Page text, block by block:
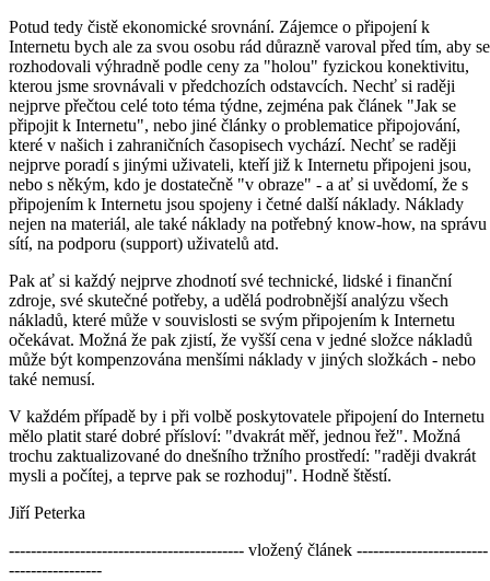
Potud tedy čistě ekonomické srovnání. Zájemce o připojení k
Internetu bych ale za svou osobu rád důrazně varoval před tím, aby se
rozhodovali výhradně podle ceny za "holou" fyzickou konektivitu,
kterou jsme srovnávali v předchozích odstavcích. Nechť si raději
nejprve přečtou celé toto téma týdne, zejména pak článek "Jak se
připojit k Internetu", nebo jiné články o problematice připojování,
které v našich i zahraničních časopisech vychází. Nechť se raději
nejprve poradí s jinými uživateli, kteří již k Internetu připojeni jsou,
nebo s někým, kdo je dostatečně "v obraze" - a ať si uvědomí, že s
připojením k Internetu jsou spojeny i četné další náklady. Náklady
nejen na materiál, ale také náklady na potřebný know-how, na správu
sítí, na podporu (support) uživatelů atd.
Pak ať si každý nejprve zhodnotí své technické, lidské i finanční
zdroje, své skutečné potřeby, a udělá podrobnější analýzu všech
nákladů, které může v souvislosti se svým připojením k Internetu
očekávat. Možná že pak zjistí, že vyšší cena v jedné složce nákladů
může být kompenzována menšími náklady v jiných složkách - nebo
také nemusí.
V každém případě by i při volbě poskytovatele připojení do Internetu
mělo platit staré dobré přísloví: "dvakrát měř, jednou řež". Možná
trochu zaktualizované do dnešního tržního prostředí: "raději dvakrát
mysli a počítej, a teprve pak se rozhoduj". Hodně štěstí.
Jiří Peterka
------------------------------------------- vložený článek ------------------------
-----------------